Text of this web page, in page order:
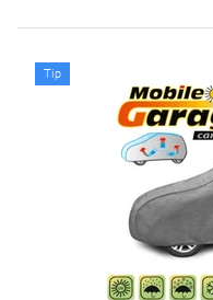
Tip